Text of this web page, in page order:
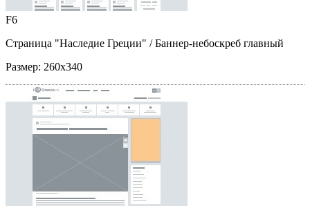
F6
Страница "Наследие Греции" / Баннер-небоскреб главный
Размер: 260x340